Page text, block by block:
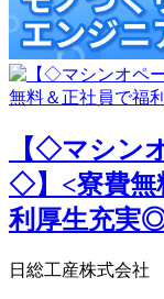
【◇マシン
◇】<寮費無
利厚生充実
日総工産株式会社